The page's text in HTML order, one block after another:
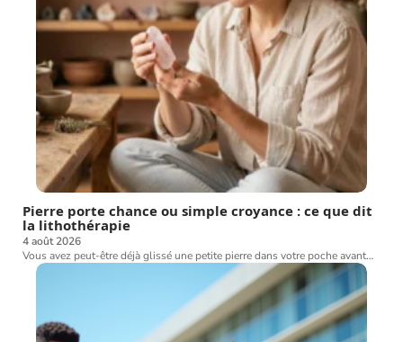
Pierre porte chance ou simple croyance : ce que dit
la lithothérapie
4 août 2026
Vous avez peut-être déjà glissé une petite pierre dans votre poche avant…